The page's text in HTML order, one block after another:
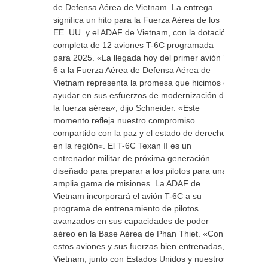
de Defensa Aérea de Vietnam. La entrega
significa un hito para la Fuerza Aérea de los
EE. UU. y el ADAF de Vietnam, con la dotación
completa de 12 aviones T-6C programada
para 2025. «La llegada hoy del primer avión T-
6 a la Fuerza Aérea de Defensa Aérea de
Vietnam representa la promesa que hicimos de
ayudar en sus esfuerzos de modernización de
la fuerza aérea«, dijo Schneider. «Este
momento refleja nuestro compromiso
compartido con la paz y el estado de derecho
en la región«. El T-6C Texan II es un
entrenador militar de próxima generación
diseñado para preparar a los pilotos para una
amplia gama de misiones. La ADAF de
Vietnam incorporará el avión T-6C a su
programa de entrenamiento de pilotos
avanzados en sus capacidades de poder
aéreo en la Base Aérea de Phan Thiet. «Con
estos aviones y sus fuerzas bien entrenadas,
Vietnam, junto con Estados Unidos y nuestros